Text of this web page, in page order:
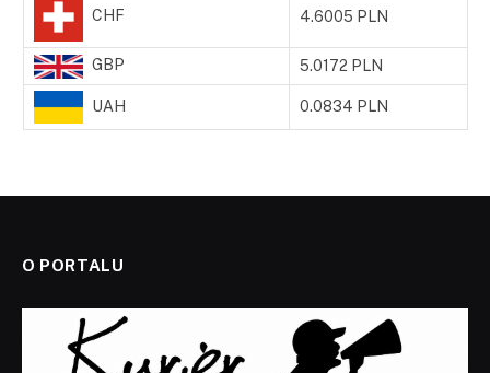
CHF 4.6005 PLN
GBP 5.0172 PLN
UAH 0.0834 PLN
O PORTALU